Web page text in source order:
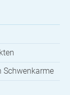
Schwenkarme